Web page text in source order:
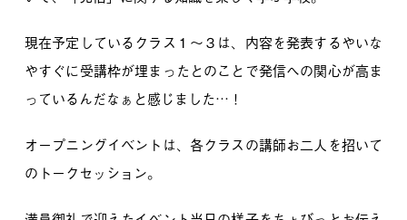
現在予定しているクラス１～３は、内容を発表するやいな
やすぐに受講枠が埋まったとのことで発信への関心が高ま
っているんだなぁと感じました…！
オープニングイベントは、各クラスの講師お二人を招いて
のトークセッション。